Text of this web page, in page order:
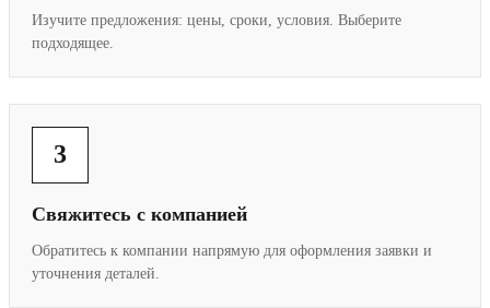
Изучите предложения: цены, сроки, условия. Выберите
подходящее.
3
Свяжитесь с компанией
Обратитесь к компании напрямую для оформления заявки и
уточнения деталей.